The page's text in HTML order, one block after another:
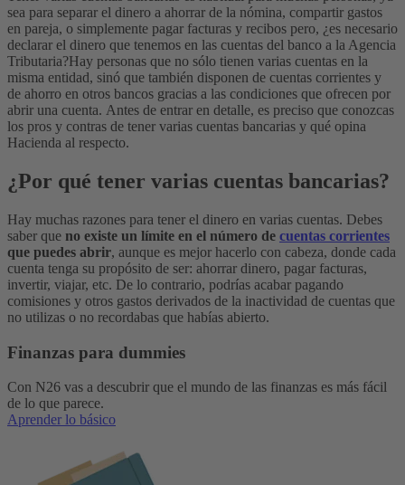
sea para separar el dinero a ahorrar de la nómina, compartir gastos
en pareja, o simplemente pagar facturas y recibos pero, ¿es necesario
declarar el dinero que tenemos en las cuentas del banco a la Agencia
Tributaria?Hay personas que no sólo tienen varias cuentas en la
misma entidad, sinó que también disponen de cuentas corrientes y
de ahorro en otros bancos gracias a las condiciones que ofrecen por
abrir una cuenta. Antes de entrar en detalle, es preciso que conozcas
los pros y contras de tener varias cuentas bancarias y qué opina
Hacienda al respecto.
¿Por qué tener varias cuentas bancarias?
Hay muchas razones para tener el dinero en varias cuentas. Debes
saber que no existe un límite en el número de cuentas corrientes
que puedes abrir, aunque es mejor hacerlo con cabeza, donde cada
cuenta tenga su propósito de ser: ahorrar dinero, pagar facturas,
invertir, viajar, etc. De lo contrario, podrías acabar pagando
comisiones y otros gastos derivados de la inactividad de cuentas que
no utilizas o no recordabas que habías abierto.
Finanzas para dummies
Con N26 vas a descubrir que el mundo de las finanzas es más fácil
de lo que parece.
Aprender lo básico